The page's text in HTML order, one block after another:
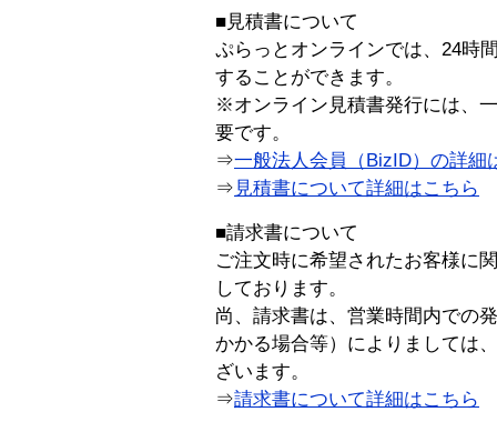
■見積書について
ぷらっとオンラインでは、24時
することができます。
※オンライン見積書発行には、
要です。
⇒一般法人会員（BizID）の詳細
⇒ 見積書について詳細はこちら
■請求書について
ご注文時に希望されたお客様に
しております。
尚、請求書は、営業時間内での
かかる場合等）によりましては
ざいます。
⇒請求書について詳細はこちら